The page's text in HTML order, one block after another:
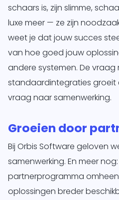
One
in.
naar
schaars is, zijn slimme,
luxe meer — ze zijn
weet je dat jouw succes
van hoe goed jouw
andere systemen. De vraag
standaardintegraties groeit
vraag naar samenwerking.
Groeien door
Bij Orbis Software geloven
samenwerking. En meer
partnerprogramma
oplossingen breder